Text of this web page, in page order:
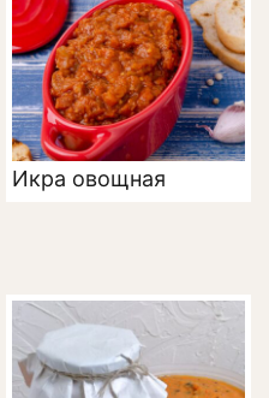
Икра овощная